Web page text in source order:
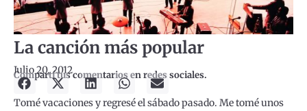
La canción más popular
Julio 20, 2012
Compartí tus comentarios en redes sociales.
Tomé vacaciones y regresé el sábado pasado. Me tomé unos